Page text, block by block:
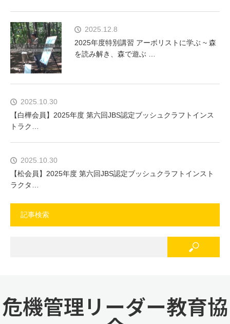
2025.12.8
2025年度特別講習 アーボリストに学ぶ ~ 森
を読み解き、森で遊ぶ …
2025.10.30
【白樺会員】2025年度 第六回JBS認定ブッシュクラフトインス
トラク…
2025.10.30
【松会員】2025年度 第六回JBS認定ブッシュクラフトインスト
ラクタ…
記事検索
危機管理リーダー教育協